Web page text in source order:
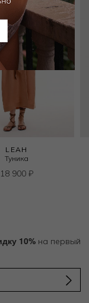
LEAH
Туника
18 900 ₽
10% на первый